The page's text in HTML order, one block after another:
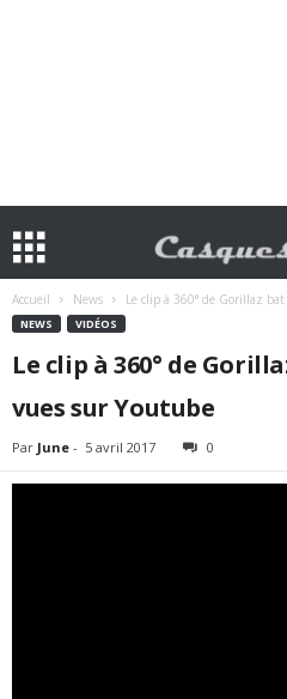
Accueil News Le clip à 360° de Gorillaz
NEWS VIDÉOS
Le clip à 360° de
vues sur Youtube
Par June - 5 avril 2017 0